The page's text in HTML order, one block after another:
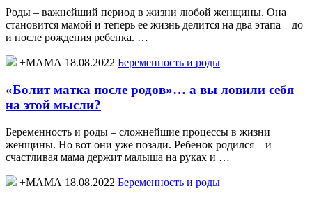
Роды – важнейший период в жизни любой женщины. Она
становится мамой и теперь ее жизнь делится на два этапа – до
и после рождения ребенка. …
+МАМА 18.08.2022 Беременность и роды
«Болит матка после родов»… а вы ловили себя
на этой мысли?
Беременность и роды – сложнейшие процессы в жизни
женщины. Но вот они уже позади. Ребенок родился – и
счастливая мама держит малыша на руках и …
+МАМА 18.08.2022 Беременность и роды